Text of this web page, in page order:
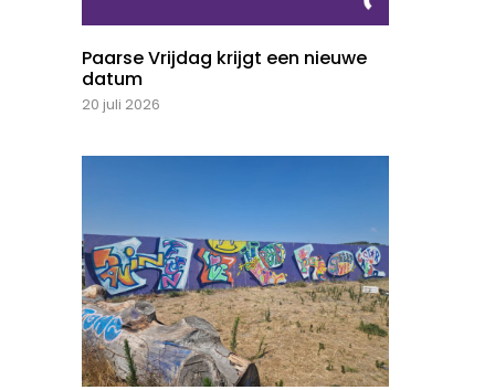
Paarse Vrijdag krijgt een nieuwe
datum
20 juli 2026